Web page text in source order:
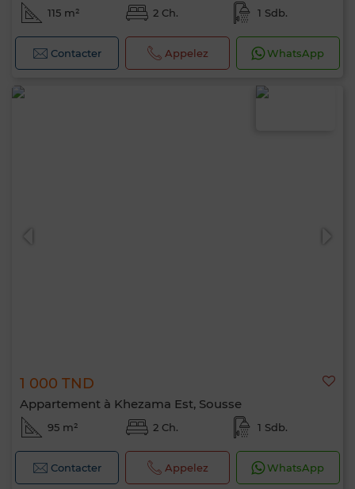
115 m² 2 Ch. 1 Sdb.
Contacter Appelez WhatsApp
1 000 TND
Appartement à Khezama Est, Sousse
95 m² 2 Ch. 1 Sdb.
Contacter Appelez WhatsApp